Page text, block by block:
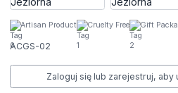
Artisan Product Cruelty Free Gift
ACGS-02
Zaloguj się lub zarejestruj, aby